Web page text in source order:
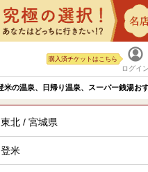
ログイン
購入済チケットはこちら
米の温泉、日帰り温泉、スーパー銭湯お
東北 / 宮城県
登米